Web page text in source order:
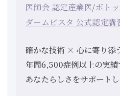
医師会 認定産業医/ボト
ダームビスタ 公式認定講
確かな技術 × 心に寄り添
年間6,500症例以上の実績
あなたらしさをサポートし